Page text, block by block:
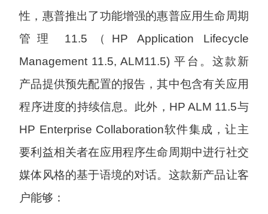
性，惠普推出了功能增强的惠普应用生命周期
管理 11.5（HP Application Lifecycle
Management 11.5, ALM11.5) 平台。这款新
产品提供预先配置的报告，其中包含有关应用
程序进度的持续信息。此外，HP ALM 11.5与
HP Enterprise Collaboration软件集成，让主
要利益相关者在应用程序生命周期中进行社交
媒体风格的基于语境的对话。这款新产品让客
户能够：